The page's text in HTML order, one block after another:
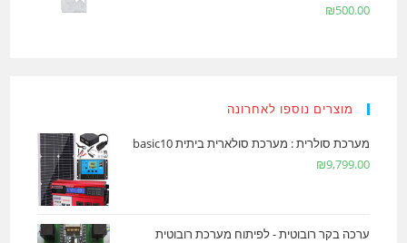
₪500.00
מוצרים נוספו לאחרונה
מערכת סולרית : מערכת סולארית ביתית basic10
₪9,799.00
ערכה בקר רובוטית - לפיתוח מערכת רובוטית